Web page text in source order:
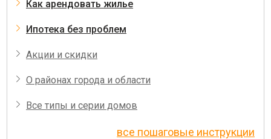
Как арендовать жилье
Ипотека без проблем
Акции и скидки
О районах города и области
Все типы и серии домов
все пошаговые инструкции